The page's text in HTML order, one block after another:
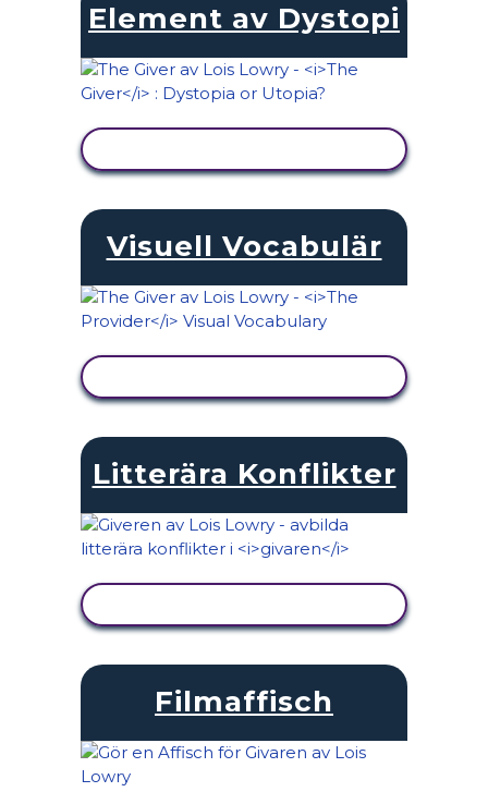
Element av Dystopi
Visuell Vocabulär
Litterära Konflikter
Filmaffisch